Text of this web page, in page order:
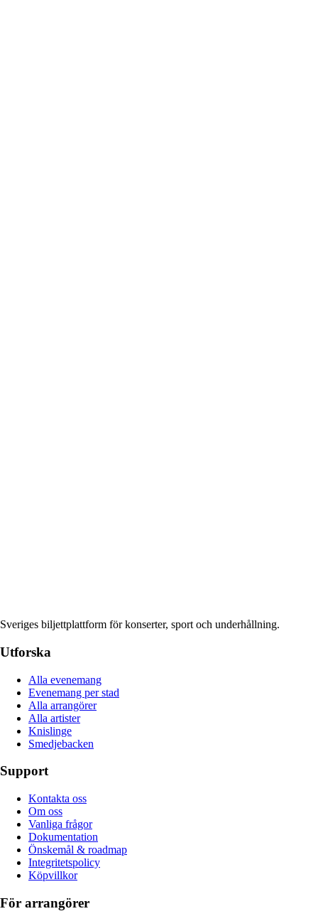
Sveriges biljettplattform för konserter, sport och underhållning.
Utforska
Alla evenemang
Evenemang per stad
Alla arrangörer
Alla artister
Knislinge
Smedjebacken
Support
Kontakta oss
Om oss
Vanliga frågor
Dokumentation
Önskemål & roadmap
Integritetspolicy
Köpvillkor
För arrangörer